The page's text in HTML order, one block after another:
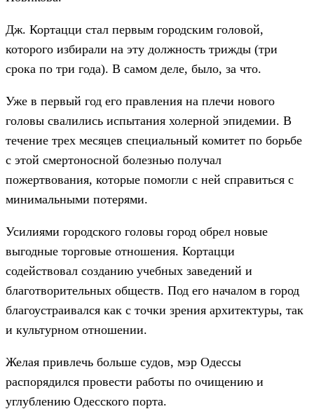
Дж. Кортацци стал первым городским головой,
которого избирали на эту должность трижды (три
срока по три года). В самом деле, было, за что.
Уже в первый год его правления на плечи нового
головы свалились испытания холерной эпидемии. В
течение трех месяцев специальный комитет по борьбе
с этой смертоносной болезнью получал
пожертвования, которые помогли с ней справиться с
минимальными потерями.
Усилиями городского головы город обрел новые
выгодные торговые отношения. Кортацци
содействовал созданию учебных заведений и
благотворительных обществ. Под его началом в город
благоустраивался как с точки зрения архитектуры, так
и культурном отношении.
Желая привлечь больше судов, мэр Одессы
распорядился провести работы по очищению и
углублению Одесского порта.